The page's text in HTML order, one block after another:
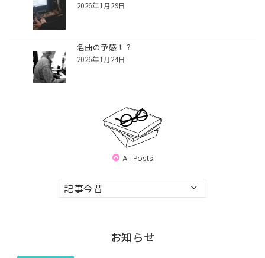
2026年1月29日
名曲の予感！？
2026年1月24日
All Posts
お知らせ